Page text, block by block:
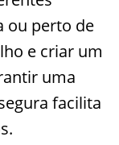
ou perto de
e criar um
uma
facilita